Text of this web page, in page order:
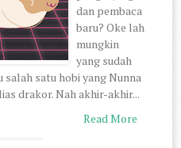
dan pembaca
baru? Oke lah
mungkin
yang sudah
satu hobi yang Nunna
drakor. Nah akhir-akhir...
Read More